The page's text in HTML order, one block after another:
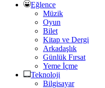
Eğlence
Müzik
Oyun
Bilet
Kitap ve Dergi
Arkadaşlık
Günlük Fırsat
Yeme İçme
Teknoloji
Bilgisayar